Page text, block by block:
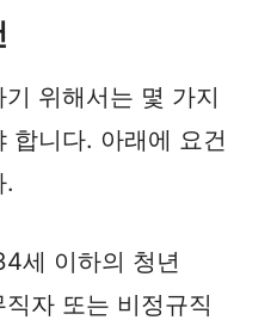
위해서는 몇 가지
합니다. 아래에 요건
.
세 이하의 청년
자 또는 비정규직